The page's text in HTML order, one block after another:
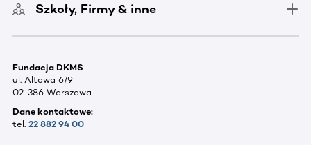
Szkoły, Firmy & inne
Fundacja DKMS
ul. Altowa 6/9
02-386 Warszawa
Dane kontaktowe:
tel. 22 882 94 00